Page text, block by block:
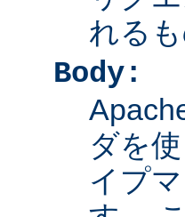
れる
Body:
ダを
イプ